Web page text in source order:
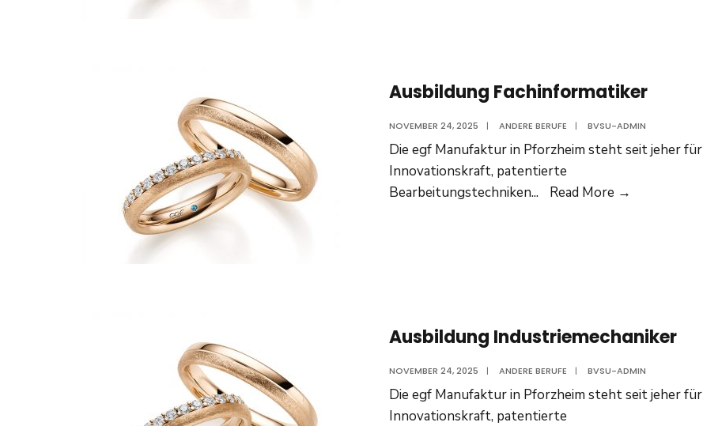
Ausbildung Fachinformatiker
NOVEMBER 24, 2025 | ANDERE BERUFE | BVSU-ADMIN
Die egf Manufaktur in Pforzheim steht seit jeher für
Innovationskraft, patentierte
Bearbeitungstechniken... Read More →
Ausbildung Industriemechaniker
NOVEMBER 24, 2025 | ANDERE BERUFE | BVSU-ADMIN
Die egf Manufaktur in Pforzheim steht seit jeher für
Innovationskraft, patentierte